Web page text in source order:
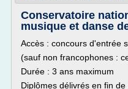
Conservatoire
musique et danse
Accès : concours d'entrée
(sauf non francophones :
Durée : 3 ans maximum
Diplômes délivrés en fin de